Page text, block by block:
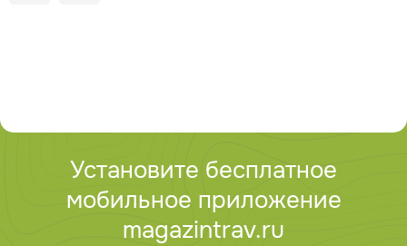
Установите бесплатное
мобильное приложение
magazintrav.ru